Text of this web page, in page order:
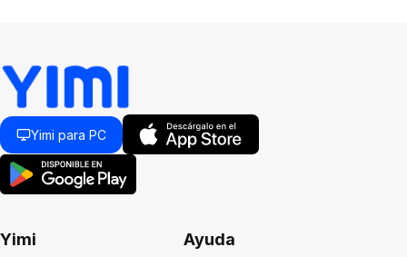
Yimi para PC
Yimi Ayuda